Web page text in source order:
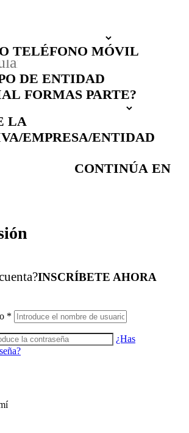
TELÉFONO MÓVIL
DE ENTIDAD
FORMAS PARTE?
LA
EMPRESA/ENTIDAD
CONTINÚA EN
INSCRÍBETE AHORA
*
¿Has